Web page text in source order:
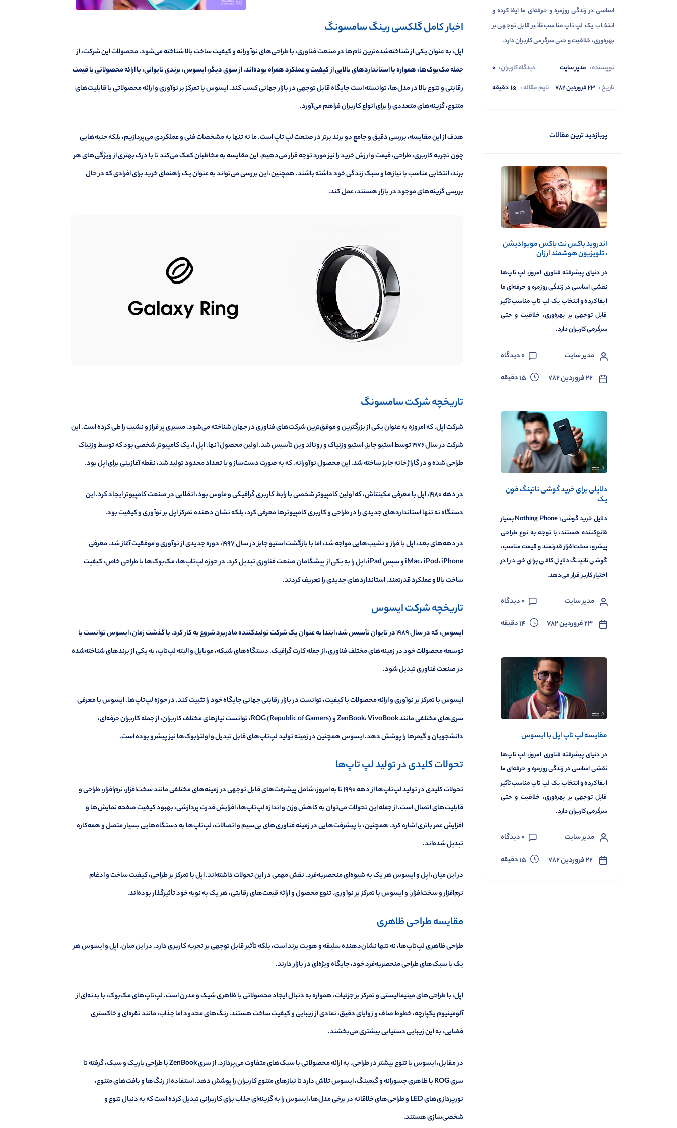
اساسی در زندگی روزمره و حرفه‌ای ما ایفا کرده و
انتخاب یک لپ تاپ مناسب تأثیر قابل توجهی بر
بهره‌وری، خلاقیت و حتی سرگرمی کاربران دارد.
نویسنده: مدیر سایت دیدگاه کاربران: 0
تاریخ : ۲۳ فروردین ۷۸۲ تایم مقاله : 15دقیقه
پربازدید ترین مقالات
اندروید باکس نت باکس موبوادیشن
، تلویزیون هوشمند ارزان
در دنیای پیشرفته فناوری امروز، لپ تاپ‌ها
نقشی اساسی در زندگی روزمره و حرفه‌ای ما
ایفا کرده و انتخاب یک لپ تاپ مناسب تأثیر
قابل توجهی بر بهره‌وری، خلاقیت و حتی
سرگرمی کاربران دارد.
مدیر سایت 0دیدگاه
۲۲ فروردین ۷۸۲ 15دقیقه
دلایلی برای خرید گوشی ناتینگ فون
یک
دلایل خرید گوشی ۱ Nothing Phone بسیار
قانع‌کننده‌ هستند، با توجه به نوع طراحی
پیشرو، سخت‌افزار قدرتمند و قیمت مناسب،
گوشی ناتینگ دلایل کافی برای خرید را در
اختیار کاربر قرار می‌دهد.
مدیر سایت 0دیدگاه
۲۳ فروردین ۷۸۲ 14دقیقه
مقایسه لپ تاپ اپل با ایسوس
در دنیای پیشرفته فناوری امروز، لپ تاپ‌ها
نقشی اساسی در زندگی روزمره و حرفه‌ای ما
ایفا کرده و انتخاب یک لپ تاپ مناسب تأثیر
قابل توجهی بر بهره‌وری، خلاقیت و حتی
سرگرمی کاربران دارد.
مدیر سایت 0دیدگاه
۲۲ فروردین ۷۸۲ 15دقیقه
اخبار کامل گلکسی رینگ سامسونگ
اپل، به عنوان یکی از شناخته‌شده‌ترین نام‌ها در صنعت فناوری، با طراحی‌های نوآورانه و کیفیت ساخت بالا شناخته می‌شود. محصولات این شرکت، از
جمله مک‌بوک‌ها، همواره با استانداردهای بالایی از کیفیت و عملکرد همراه بوده‌اند. از سوی دیگر، ایسوس، برندی تایوانی، با ارائه محصولاتی با قیمت
رقابتی و تنوع بالا در مدل‌ها، توانسته است جایگاه قابل توجهی در بازار جهانی کسب کند. ایسوس با تمرکز بر نوآوری و ارائه محصولاتی با قابلیت‌های
متنوع، گزینه‌های متعددی را برای انواع کاربران فراهم می‌آورد.
هدف از این مقایسه، بررسی دقیق و جامع دو برند برتر در صنعت لپ تاپ است. ما نه تنها به مشخصات فنی و عملکردی می‌پردازیم، بلکه جنبه‌هایی
چون تجربه کاربری، طراحی، قیمت و ارزش خرید را نیز مورد توجه قرار می‌دهیم. این مقایسه به مخاطبان کمک می‌کند تا با درک بهتری از ویژگی‌های هر
برند، انتخابی مناسب با نیازها و سبک زندگی خود داشته باشند. همچنین، این بررسی می‌تواند به عنوان یک راهنمای خرید برای افرادی که در حال
بررسی گزینه‌های موجود در بازار هستند، عمل کند.
تاریخچه شرکت سامسونگ
شرکت اپل، که امروزه به عنوان یکی از بزرگترین و موفق‌ترین شرکت‌های فناوری در جهان شناخته می‌شود، مسیری پر فراز و نشیب را طی کرده است. این
شرکت در سال ۱۹۷۶ توسط استیو جابز، استیو وزنیاک و رونالد وین تأسیس شد. اولین محصول آنها، اپل I، یک کامپیوتر شخصی بود که توسط وزنیاک
طراحی شده و در گاراژ خانه جابز ساخته شد. این محصول نوآورانه، که به صورت دست‌ساز و با تعداد محدود تولید شد، نقطه آغازینی برای اپل بود.
در دهه ۱۹۸۰، اپل با معرفی مکینتاش، که اولین کامپیوتر شخصی با رابط کاربری گرافیکی و ماوس بود، انقلابی در صنعت کامپیوتر ایجاد کرد. این
دستگاه نه تنها استانداردهای جدیدی را در طراحی و کاربری کامپیوترها معرفی کرد، بلکه نشان دهنده تمرکز اپل بر نوآوری و کیفیت بود.
در دهه‌های بعد، اپل با فراز و نشیب‌هایی مواجه شد، اما با بازگشت استیو جابز در سال ۱۹۹۷، دوره جدیدی از نوآوری و موفقیت آغاز شد. معرفی
iMac، iPod، iPhone و سپس iPad، اپل را به یکی از پیشگامان صنعت فناوری تبدیل کرد. در حوزه لپ‌تاپ‌ها، مک‌بوک‌ها با طراحی خاص، کیفیت
ساخت بالا و عملکرد قدرتمند، استانداردهای جدیدی را تعریف کردند.
تاریخچه شرکت ایسوس
ایسوس، که در سال ۱۹۸۹ در تایوان تأسیس شد، ابتدا به عنوان یک شرکت تولیدکننده مادربرد شروع به کار کرد. با گذشت زمان، ایسوس توانست با
توسعه محصولات خود در زمینه‌های مختلف فناوری، از جمله کارت گرافیک، دستگاه‌های شبکه، موبایل و البته لپ‌تاپ، به یکی از برندهای شناخته‌شده
در صنعت فناوری تبدیل شود.
ایسوس با تمرکز بر نوآوری و ارائه محصولات با کیفیت، توانست در بازار رقابتی جهانی جایگاه خود را تثبیت کند. در حوزه لپ‌تاپ‌ها، ایسوس با معرفی
سری‌های مختلفی مانند ZenBook، VivoBook و ROG (Republic of Gamers)، توانست نیازهای مختلف کاربران، از جمله کاربران حرفه‌ای،
دانشجویان و گیمرها را پوشش دهد. ایسوس همچنین در زمینه تولید لپ‌تاپ‌های قابل تبدیل و اولترابوک‌ها نیز پیشرو بوده است.
تحولات کلیدی در تولید لپ تاپ‌ها
تحولات کلیدی در تولید لپ‌تاپ‌ها از دهه ۱۹۹۰ تا به امروز، شامل پیشرفت‌های قابل توجهی در زمینه‌های مختلفی مانند سخت‌افزار، نرم‌افزار، طراحی و
قابلیت‌های اتصال است. از جمله این تحولات می‌توان به کاهش وزن و اندازه لپ‌تاپ‌ها، افزایش قدرت پردازشی، بهبود کیفیت صفحه نمایش‌ها و
افزایش عمر باتری اشاره کرد. همچنین، با پیشرفت‌هایی در زمینه فناوری‌های بی‌سیم و اتصالات، لپ‌تاپ‌ها به دستگاه‌هایی بسیار متصل و همه‌کاره
تبدیل شده‌اند.
در این میان، اپل و ایسوس هر یک به شیوه‌ای منحصربه‌فرد، نقش مهمی در این تحولات داشته‌اند. اپل با تمرکز بر طراحی، کیفیت ساخت و ادغام
نرم‌افزار و سخت‌افزار، و ایسوس با تمرکز بر نوآوری، تنوع محصول و ارائه قیمت‌های رقابتی، هر یک به نوبه خود تأثیرگذار بوده‌اند.
مقایسه طراحی ظاهری
طراحی ظاهری لپ‌تاپ‌ها، نه تنها نشان‌دهنده سلیقه و هویت برند است، بلکه تأثیر قابل توجهی بر تجربه کاربری دارد. در این میان، اپل و ایسوس هر
یک با سبک‌های طراحی منحصربه‌فرد خود، جایگاه ویژه‌ای در بازار دارند.
اپل، با طراحی‌های مینیمالیستی و تمرکز بر جزئیات، همواره به دنبال ایجاد محصولاتی با ظاهری شیک و مدرن است. لپ‌تاپ‌های مک‌بوک، با بدنه‌ای از
آلومینیوم یکپارچه، خطوط صاف و زوایای دقیق، نمادی از زیبایی و کیفیت ساخت هستند. رنگ‌های محدود اما جذاب، مانند نقره‌ای و خاکستری
فضایی، به این زیبایی دستیابی بیشتری می‌بخشند.
در مقابل، ایسوس با تنوع بیشتر در طراحی، به ارائه محصولاتی با سبک‌های متفاوت می‌پردازد. از سری ZenBook با طراحی باریک و سبک، گرفته تا
سری ROG با ظاهری جسورانه و گیمینگ، ایسوس تلاش دارد تا نیازهای متنوع کاربران را پوشش دهد. استفاده از رنگ‌ها و بافت‌های متنوع،
نورپردازی‌های LED و طراحی‌های خلاقانه در برخی مدل‌ها، ایسوس را به گزینه‌ای جذاب برای کاربرانی تبدیل کرده است که به دنبال تنوع و
شخصی‌سازی هستند.